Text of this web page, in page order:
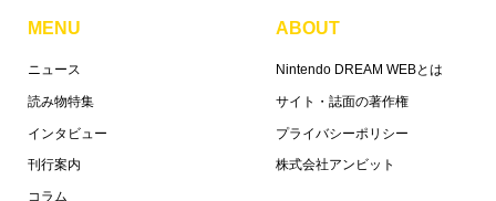
MENU
ニュース
読み物特集
インタビュー
刊行案内
コラム
ABOUT
Nintendo DREAM WEBとは
サイト・誌面の著作権
プライバシーポリシー
株式会社アンビット